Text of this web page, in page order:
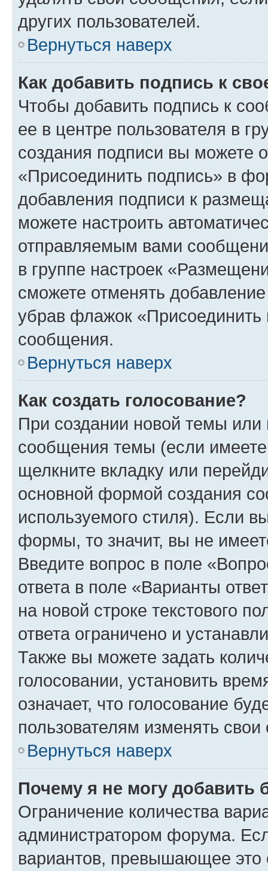
других пользователей.
Вернуться наверх
Как добавить подпись к
Чтобы добавить подпись к
ее в центре пользователя в
создания подписи вы можете
«Присоединить подпись» в
добавления подписи к
можете настроить
отправляемым вами
в группе настроек
сможете отменять
убрав флажок
сообщения.
Вернуться наверх
Как создать голосование?
При создании новой темы или
сообщения темы (если
щелкните вкладку или
основной формой создания
используемого стиля). Если
формы, то значит, вы не
Введите вопрос в поле
ответа в поле «Варианты
на новой строке текстового
ответа ограничено и
Также вы можете задать
голосовании, установить
означает, что голосование
пользователям изменять свои
Вернуться наверх
Почему я не могу добавить
Ограничение количества
администратором форума.
вариантов, превышающее это